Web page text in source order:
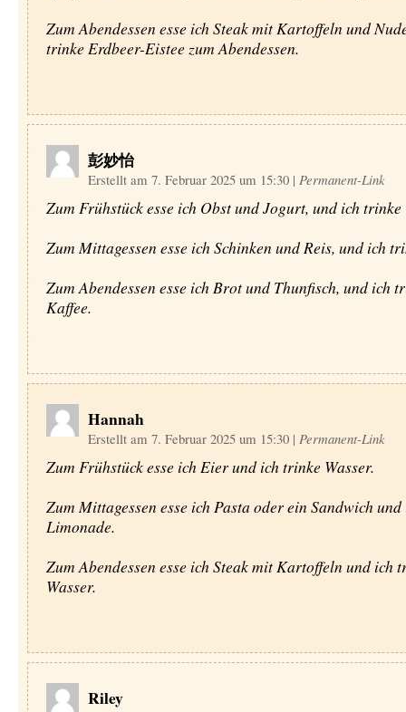
Zum Abendessen esse ich Steak mit Kartoffeln und
trinke Erdbeer-Eistee zum Abendessen.
彭妙怡
Erstellt am 7. Februar 2025 um 15:30 | Permanent-Link
Zum Frühstück esse ich Obst und Jogurt, und ich trinke
Zum Mittagessen esse ich Schinken und Reis, und ich
Zum Abendessen esse ich Brot und Thunfisch, und ich
Kaffee.
Hannah
Erstellt am 7. Februar 2025 um 15:30 | Permanent-Link
Zum Frühstück esse ich Eier und ich trinke Wasser.
Zum Mittagessen esse ich Pasta oder ein Sandwich
Limonade.
Zum Abendessen esse ich Steak mit Kartoffeln und ich
Wasser.
Riley